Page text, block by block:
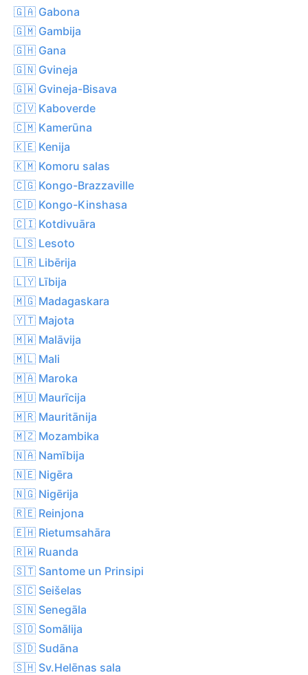
🇬🇦 Gabona
🇬🇲 Gambija
🇬🇭 Gana
🇬🇳 Gvineja
🇬🇼 Gvineja-Bisava
🇨🇻 Kaboverde
🇨🇲 Kamerūna
🇰🇪 Kenija
🇰🇲 Komoru salas
🇨🇬 Kongo-Brazzaville
🇨🇩 Kongo-Kinshasa
🇨🇮 Kotdivuāra
🇱🇸 Lesoto
🇱🇷 Libērija
🇱🇾 Lībija
🇲🇬 Madagaskara
🇾🇹 Majota
🇲🇼 Malāvija
🇲🇱 Mali
🇲🇦 Maroka
🇲🇺 Maurīcija
🇲🇷 Mauritānija
🇲🇿 Mozambika
🇳🇦 Namībija
🇳🇪 Nigēra
🇳🇬 Nigērija
🇷🇪 Reinjona
🇪🇭 Rietumsahāra
🇷🇼 Ruanda
🇸🇹 Santome un Prinsipi
🇸🇨 Seišelas
🇸🇳 Senegāla
🇸🇴 Somālija
🇸🇩 Sudāna
🇸🇭 Sv.Helēnas sala